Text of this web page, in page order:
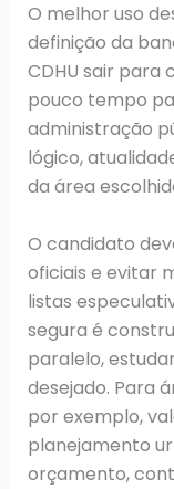
O melhor uso
definição da
CDHU sair
pouco tempo
administração
lógico,
da área
O candidato
oficiais e evitar
listas
segura é
paralelo,
desejado. Para
por exemplo,
planejamento
orçamento,